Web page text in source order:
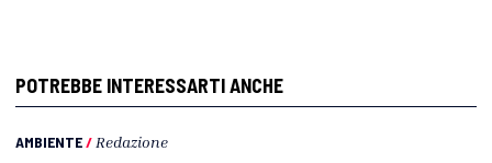
POTREBBE INTERESSARTI ANCHE
AMBIENTE/ Redazione